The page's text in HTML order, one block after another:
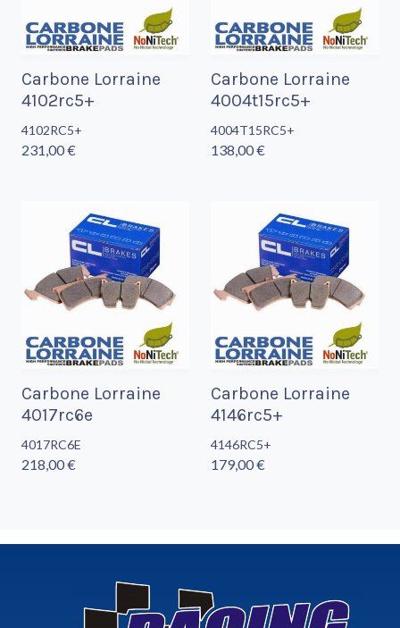
Carbone Lorraine
4102rc5+
4102RC5+
231,00 €
Carbone Lorraine
4004t15rc5+
4004T15RC5+
138,00 €
Carbone Lorraine
4017rc6e
4017RC6E
218,00 €
Carbone Lorraine
4146rc5+
4146RC5+
179,00 €